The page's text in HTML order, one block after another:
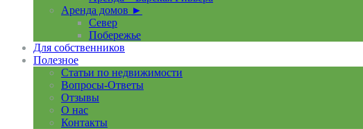
Аренда домов ►
Север
Побережье
Для собственников
Полезное
Статьи по недвижимости
Вопросы-Ответы
Отзывы
О нас
Контакты